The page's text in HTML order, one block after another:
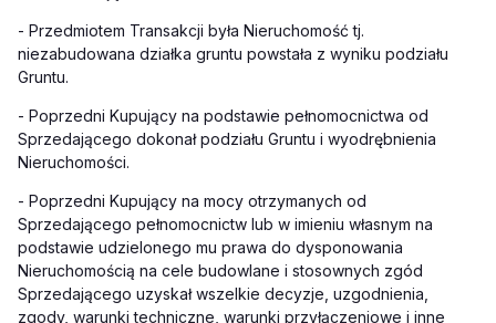
- Przedmiotem Transakcji była Nieruchomość tj.
niezabudowana działka gruntu powstała z wyniku podziału
Gruntu.
- Poprzedni Kupujący na podstawie pełnomocnictwa od
Sprzedającego dokonał podziału Gruntu i wyodrębnienia
Nieruchomości.
- Poprzedni Kupujący na mocy otrzymanych od
Sprzedającego pełnomocnictw lub w imieniu własnym na
podstawie udzielonego mu prawa do dysponowania
Nieruchomością na cele budowlane i stosownych zgód
Sprzedającego uzyskał wszelkie decyzje, uzgodnienia,
zgody, warunki techniczne, warunki przyłączeniowe i inne